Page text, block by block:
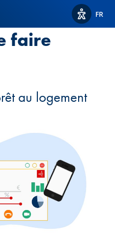
Afficher
FR
été aussi
faire
au logement